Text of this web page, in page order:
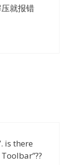
就报错
is there